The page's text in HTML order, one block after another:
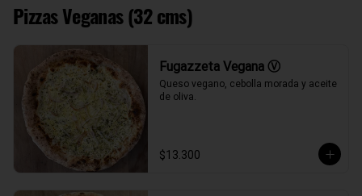
Pizzas Veganas (32 cms)
Fugazzeta Vegana Ⓥ
Queso vegano, cebolla morada y aceite
de oliva.
$13.300